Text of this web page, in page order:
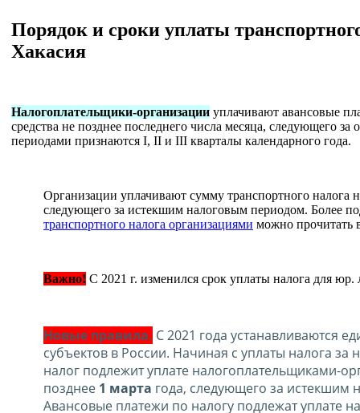
Порядок и сроки уплаты
Хакасия
Налогоплательщики-организации уплачивают авансовые
средства не позднее последнего числа месяца, следующего
периодами признаются I, II и III кварталы календарного года.
Организации уплачивают сумму транспортного налога
следующего за истекшим налоговым периодом. Более
транспортного налога организациями можно прочитать
Важно! С 2021 г. изменился срок уплаты налога для юр.
Новые правила. С 2021 года устанавливаются
субъектов в России. Начиная с уплаты налога за
налог подлежит уплате налогоплательщиками-
позднее 1 марта года, следующего за истекшим
Авансовые платежи по налогу подлежат уплате